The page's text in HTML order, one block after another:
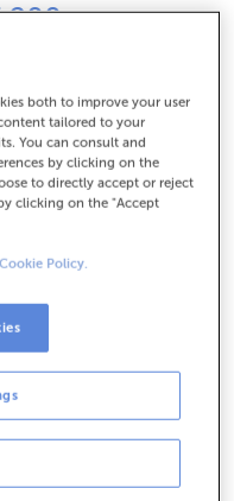
200
el dia i hora que
a 11:00
elsdimarts i dijous
both to improve your user
tailored to your
You can consult and
by clicking on the
to directly accept or reject
clicking on the "Accept
Cookie Policy.